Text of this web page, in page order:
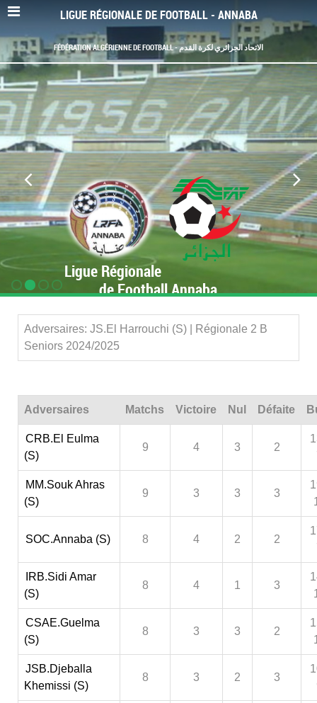
LIGUE RÉGIONALE DE FOOTBALL - ANNABA
FÉDÉRATION ALGÉRIENNE DE FOOTBALL - الاتحاد الجزائري لكرة القدم
Ligue Régionale
de Football Annaba
Adversaires: JS.El Harrouchi (S) | Régionale 2 B
Seniors 2024/2025
Adversaires Matchs Victoire Nul Défaite
CRB.El Eulma
(S)
9 4 3 2
MM.Souk Ahras
(S)
9 3 3 3
SOC.Annaba (S) 8 4 2 2
IRB.Sidi Amar
(S)
8 4 1 3
CSAE.Guelma
(S)
8 3 3 2
JSB.Djeballa
Khemissi (S)
8 3 2 3